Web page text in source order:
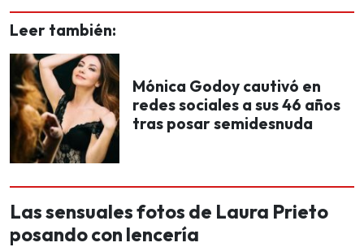
Leer también:
Mónica Godoy cautivó en
redes sociales a sus 46 años
tras posar semidesnuda
Las sensuales fotos de Laura Prieto
posando con lencería